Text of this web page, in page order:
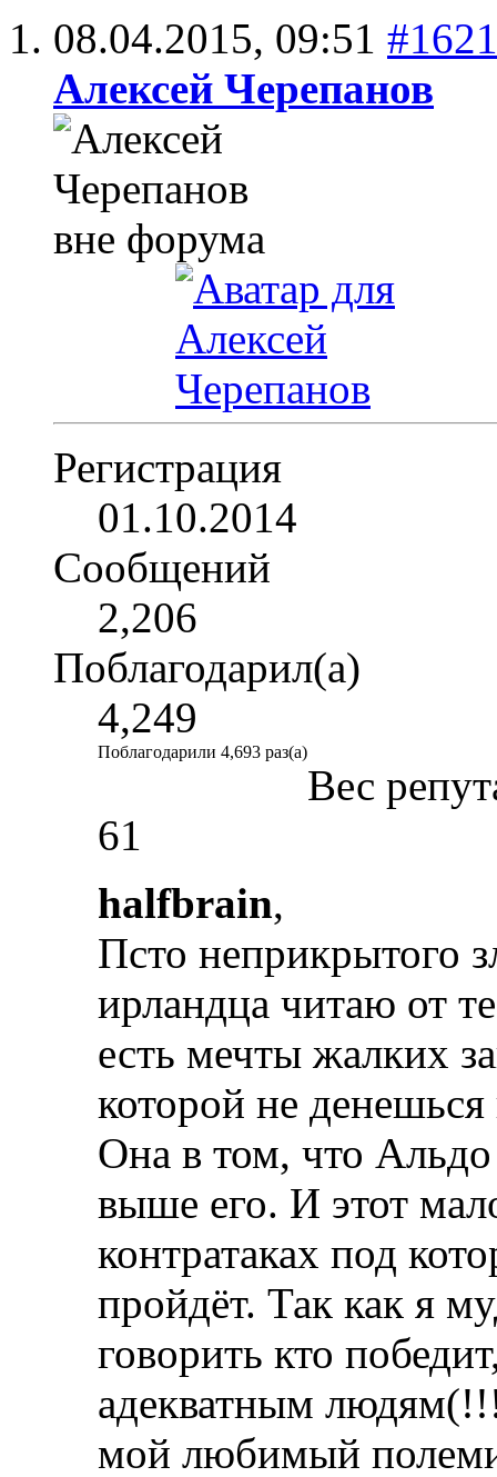
08.04.2015, 09:51 #1621
Алексей Черепанов
Регистрация
01.10.2014
Сообщений
2,206
Поблагодарил(а)
4,249
Поблагодарили 4,693 раз(а)
Вес
61
halfbrain,
Псто неприкрытого
ирландца читаю от
есть мечты жалких
которой не денешься
Она в том, что Альдо
выше его. И этот
контратаках под
пройдёт. Так как я
говорить кто
адекватным
мой любимый